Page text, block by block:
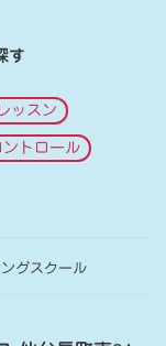
す
ッスン
トロール
グスクール